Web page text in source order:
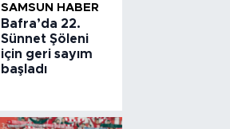
SAMSUN HABER
Bafra’da 22.
Sünnet Şöleni
için geri sayım
başladı